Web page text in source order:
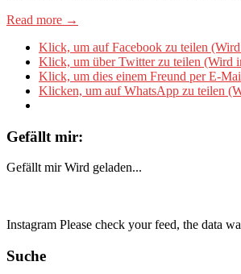
Read more →
Klick, um auf Facebook zu teilen
Klick, um über Twitter zu teilen (Wird
Klick, um dies einem Freund per E-
Klicken, um auf WhatsApp zu teilen
Gefällt mir:
Gefällt mir Wird geladen...
Instagram Please check your feed, the data
Suche